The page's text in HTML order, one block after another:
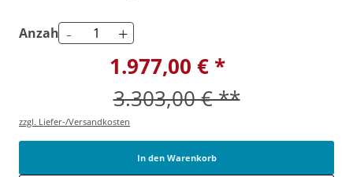
Anzahl - +
1.977,00 € *
3.303,00 € **
zzgl. Liefer-/Versandkosten
In den Warenkorb